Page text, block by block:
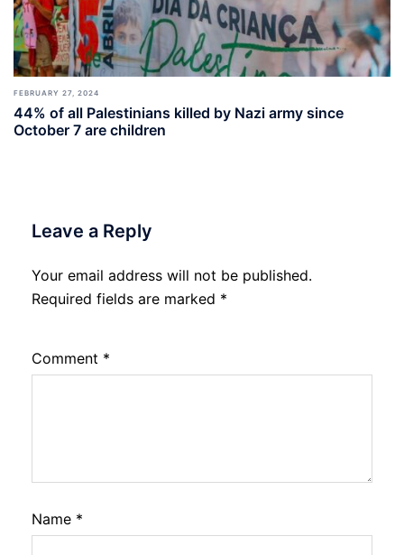
FEBRUARY 27, 2024
44% of all Palestinians killed by Nazi army since
October 7 are children
Leave a Reply
Your email address will not be published.
Required fields are marked *
Comment *
Name *